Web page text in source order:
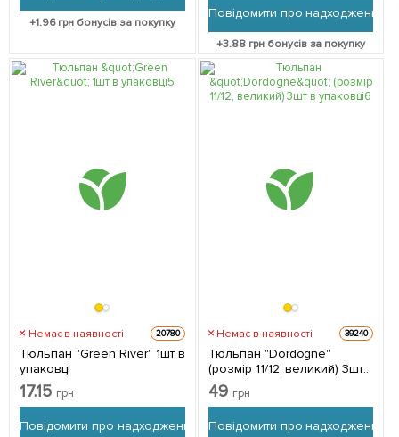
+1.96грн бонусів за покупку
Повідомити про надходження
+3.88грн бонусів за покупку
Немає в наявності 20780
Тюльпан "Green River" 1шт в
упаковці
17.15 грн
Повідомити про надходження
Немає в наявності 39240
Тюльпан "Dordogne"
(розмір 11/12, великий) 3шт
в упаковці
49 грн
Повідомити про надходження